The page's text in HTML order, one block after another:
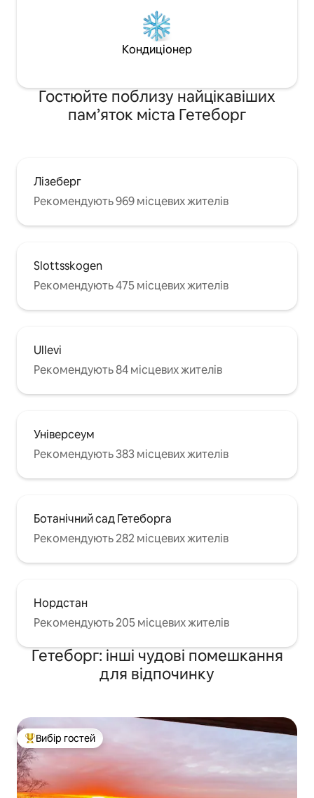
Кондиціонер
Гостюйте поблизу найцікавіших
пам’яток міста Гетеборг
Лізеберг
Рекомендують 969 місцевих жителів
Slottsskogen
Рекомендують 475 місцевих жителів
Ullevi
Рекомендують 84 місцевих жителів
Універсеум
Рекомендують 383 місцевих жителів
Ботанічний сад Гетеборга
Рекомендують 282 місцевих жителів
Нордстан
Рекомендують 205 місцевих жителів
Гетеборг: інші чудові помешкання
для відпочинку
Топ вибір гостей
Вибір гостей